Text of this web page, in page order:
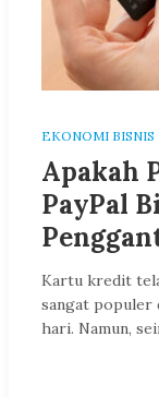
EKONOMI BISNIS
Apakah
PayPal
Kartu kredit
sangat populer
hari. Namun,